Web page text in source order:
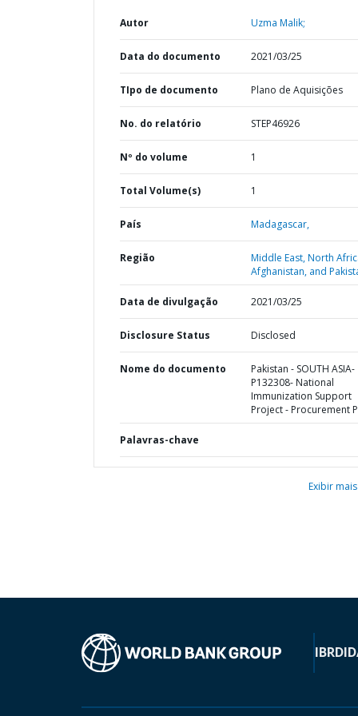
Autor Uzma Malik;
Data do documento 2021/03/25
TIpo de documento Plano de Aquisições
No. do relatório STEP46926
Nº do volume 1
Total Volume(s) 1
País Madagascar,
Região
Middle East, North
Afghanistan, and
Data de divulgação 2021/03/25
Disclosure Status Disclosed
Nome do documento
Pakistan - SOUTH ASIA-
P132308- National
Immunization Support
Project - Procurement
Palavras-chave
Exibir mais
IBRD